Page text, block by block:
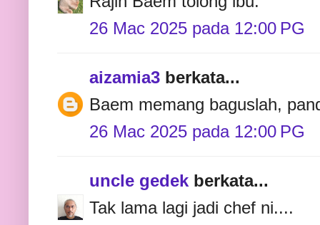
26 Mac 2025 pada 12:00 PG
aizamia3 berkata...
Baem memang baguslah,
26 Mac 2025 pada 12:00 PG
uncle gedekberkata...
Tak lama lagi jadi chef ni....